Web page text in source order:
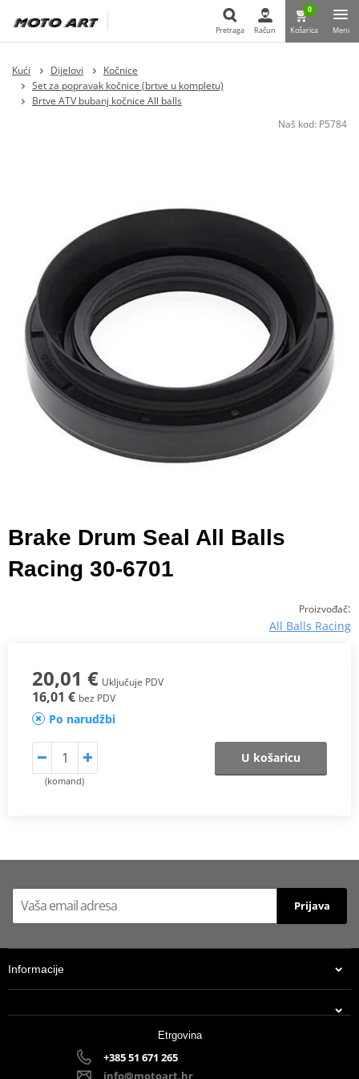
Pretraga Račun
0
Košarica Meni
Kući Dijelovi
Kočnice
Set za popravak kočnice (brtve u kompletu)
Brtve ATV bubanj kočnice All balls
Naš kod: P5784
Brake Drum Seal All Balls
Racing 30-6701
Proizvođač:
All Balls Racing
20,01 € Uključuje PDV
16,01 € bez PDV
Po narudžbi
(komand)
U košaricu
Prijava
Informacije
Etrgovina
+385 51 671 265
info@motoart.hr